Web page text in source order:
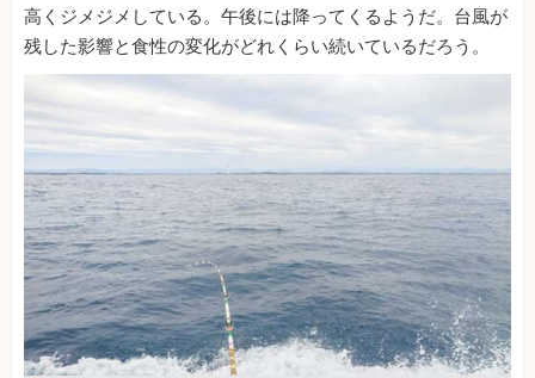
高くジメジメしている。午後には降ってくるようだ。台風が
残した影響と食性の変化がどれくらい続いているだろう。